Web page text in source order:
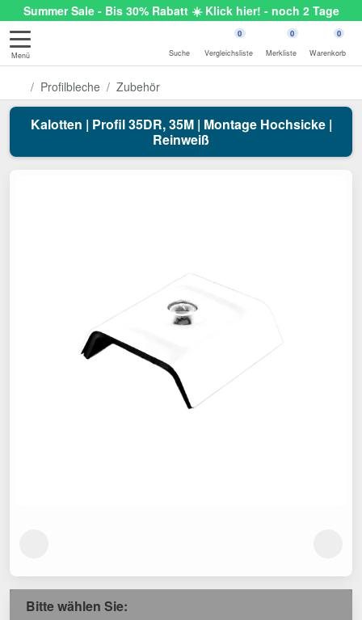
Summer Sale - Bis 30% Rabatt ☀️ Klick hier! - noch 2 Tage
Menü Suche
0
Vergleichsliste
0
Merkliste
0
Warenkorb
Profilbleche Zubehör
Kalotten | Profil 35DR, 35M | Montage Hochsicke |
Reinweiß
Bitte wählen Sie: